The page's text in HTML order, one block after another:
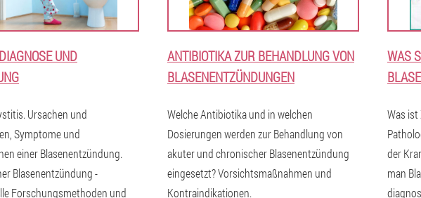
UND
Ursachen und
Symptome und
einer Blasenentzündung.
Blasenentzündung -
Forschungsmethoden und
ANTIBIOTIKA ZUR BEHANDLUNG VON
BLASENENTZÜNDUNGEN
Welche Antibiotika und in welchen
Dosierungen werden zur Behandlung von
akuter und chronischer Blasenentzündung
eingesetzt? Vorsichtsmaßnahmen und
Kontraindikationen.
WAS
Was
der
man